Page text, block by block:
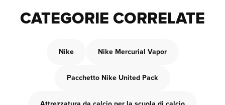
CATEGORIE CORRELATE
Nike Nike Mercurial Vapor
Pacchetto Nike United Pack